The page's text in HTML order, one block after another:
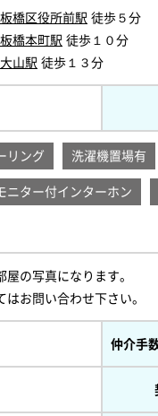
橋区役所前駅 徒歩５分
橋本町駅 徒歩１０分
山駅 徒歩１３分
リング 洗濯機置場有
ニター付インターホン
の写真になります。
お問い合わせ下さい。
仲介手